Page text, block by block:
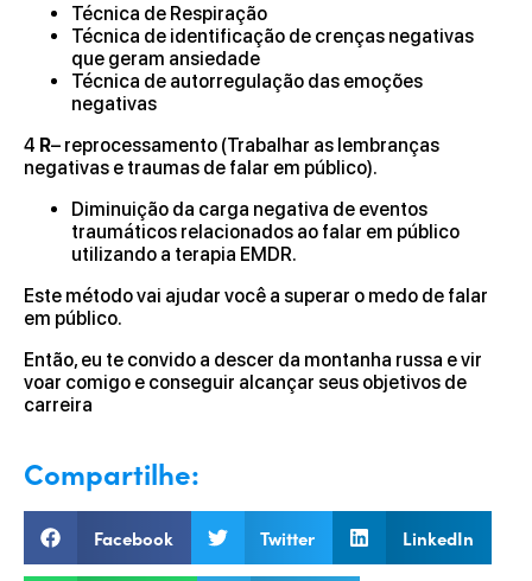
Técnica de Respiração
Técnica de identificação de crenças negativas
que geram ansiedade
Técnica de autorregulação das emoções
negativas
4 R– reprocessamento (Trabalhar as lembranças
negativas e traumas de falar em público).
Diminuição da carga negativa de eventos
traumáticos relacionados ao falar em público
utilizando a terapia EMDR.
Este método vai ajudar você a superar o medo de falar
em público.
Então, eu te convido a descer da montanha russa e vir
voar comigo e conseguir alcançar seus objetivos de
carreira
Compartilhe:
Facebook Twitter LinkedIn